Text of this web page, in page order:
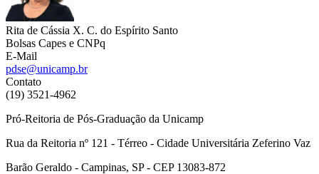
Rita de Cássia X. C. do Espírito Santo
Bolsas Capes e CNPq
E-Mail
pdse@unicamp.br
Contato
(19) 3521-4962
Pró-Reitoria de Pós-Graduação da Unicamp
Rua da Reitoria nº 121 - Térreo - Cidade Universitária Zeferino Vaz
Barão Geraldo - Campinas, SP - CEP 13083-872